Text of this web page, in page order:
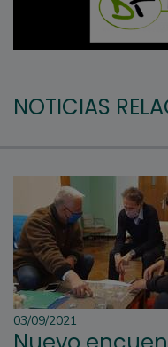
NOTICIAS
03/09/2021